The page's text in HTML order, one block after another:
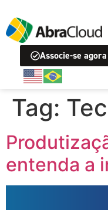
Associe-se agora
Tag:
entenda a